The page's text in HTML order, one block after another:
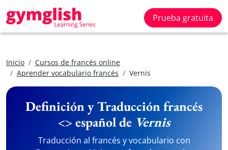
Prueba gratuita
Inicio
Cursos de francés online
Aprender vocabulario francés
Vernis
Definición y Traducción francés
<> español de Vernis
Traducción al francés y vocabulario con